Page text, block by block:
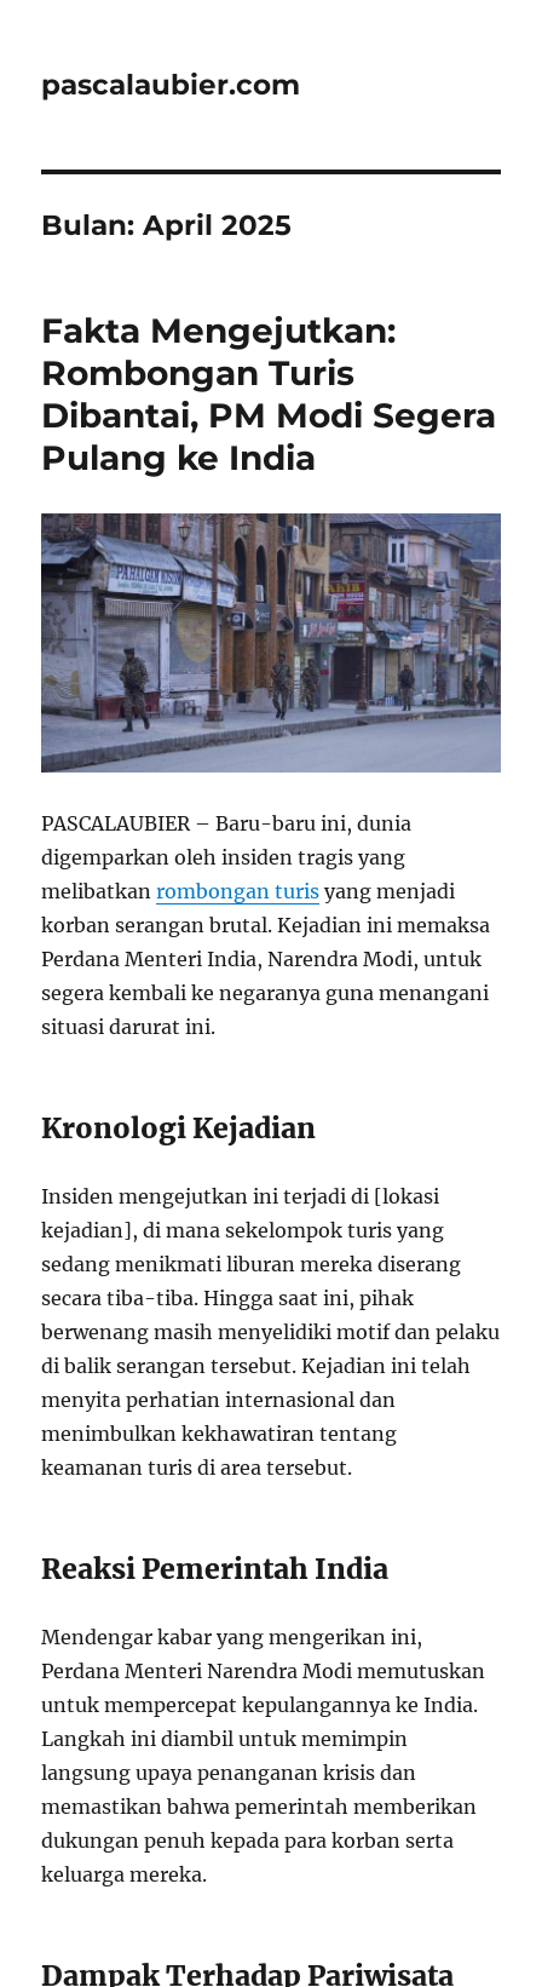
pascalaubier.com
Bulan:April 2025
Fakta Mengejutkan:
Rombongan Turis
Dibantai, PM Modi Segera
Pulang ke India
PASCALAUBIER – Baru-baru ini, dunia
digemparkan oleh insiden tragis yang
melibatkanrombongan turis yang menjadi
korban serangan brutal. Kejadian ini memaksa
Perdana Menteri India, Narendra Modi, untuk
segera kembali ke negaranya guna menangani
situasi darurat ini.
Kronologi Kejadian
Insiden mengejutkan ini terjadi di [lokasi
kejadian], di mana sekelompok turis yang
sedang menikmati liburan mereka diserang
secara tiba-tiba. Hingga saat ini, pihak
berwenang masih menyelidiki motif dan pelaku
di balik serangan tersebut. Kejadian ini telah
menyita perhatian internasional dan
menimbulkan kekhawatiran tentang
keamanan turis di area tersebut.
Reaksi Pemerintah India
Mendengar kabar yang mengerikan ini,
Perdana Menteri Narendra Modi memutuskan
untuk mempercepat kepulangannya ke India.
Langkah ini diambil untuk memimpin
langsung upaya penanganan krisis dan
memastikan bahwa pemerintah memberikan
dukungan penuh kepada para korban serta
keluarga mereka.
Dampak Terhadap Pariwisata